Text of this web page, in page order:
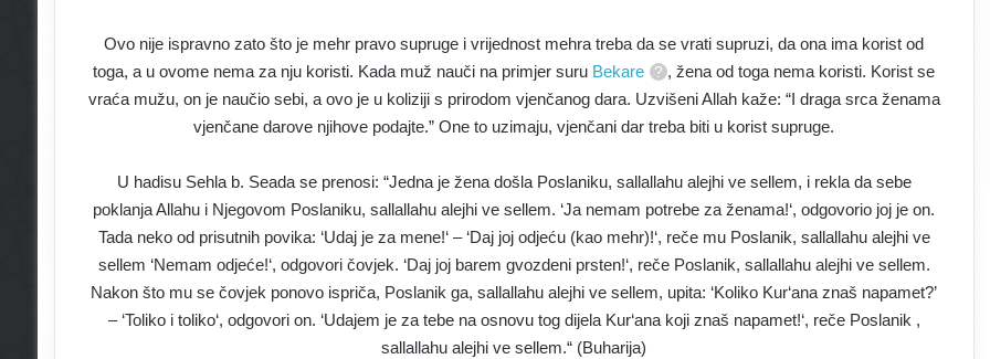
Ovo nije ispravno zato što je mehr pravo supruge i vrijednost mehra treba da se vrati supruzi, da ona ima korist od
toga, a u ovome nema za nju koristi. Kada muž nauči na primjer suru Bekare
, žena od toga nema koristi. Korist se
vraća mužu, on je naučio sebi, a ovo je u koliziji s prirodom vjenčanog dara. Uzvišeni Allah kaže: “I draga srca ženama
vjenčane darove njihove podajte.” One to uzimaju, vjenčani dar treba biti u korist supruge.
U hadisu Sehla b. Seada se prenosi: “Jedna je žena došla Poslaniku, sallallahu alejhi ve sellem, i rekla da sebe
poklanja Allahu i Njegovom Poslaniku, sallallahu alejhi ve sellem. ‘Ja nemam potrebe za ženama!‘, odgovorio joj je on.
Tada neko od prisutnih povika: ‘Udaj je za mene!‘ – ‘Daj joj odjeću (kao mehr)!‘, reče mu Poslanik, sallallahu alejhi ve
sellem ‘Nemam odjeće!‘, odgovori čovjek. ‘Daj joj barem gvozdeni prsten!‘, reče Poslanik, sallallahu alejhi ve sellem.
Nakon što mu se čovjek ponovo ispriča, Poslanik ga, sallallahu alejhi ve sellem, upita: ‘Koliko Kur‘ana znaš napamet?’
– ‘Toliko i toliko‘, odgovori on. ‘Udajem je za tebe na osnovu tog dijela Kur‘ana koji znaš napamet!‘, reče Poslanik ,
sallallahu alejhi ve sellem.“ (Buharija)